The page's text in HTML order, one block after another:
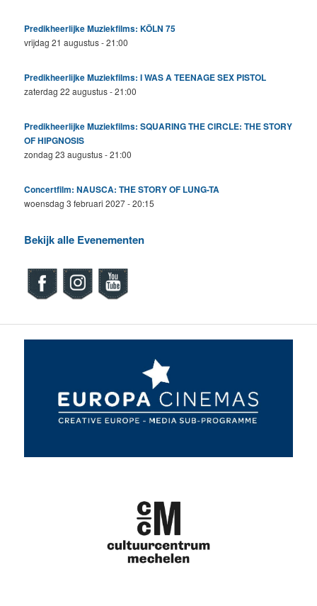
Predikheerlijke Muziekfilms: KÖLN 75
vrijdag 21 augustus - 21:00
Predikheerlijke Muziekfilms: I WAS A TEENAGE SEX PISTOL
zaterdag 22 augustus - 21:00
Predikheerlijke Muziekfilms: SQUARING THE CIRCLE: THE STORY
OF HIPGNOSIS
zondag 23 augustus - 21:00
Concertfilm: NAUSCA: THE STORY OF LUNG-TA
woensdag 3 februari 2027 - 20:15
Bekijk alle Evenementen